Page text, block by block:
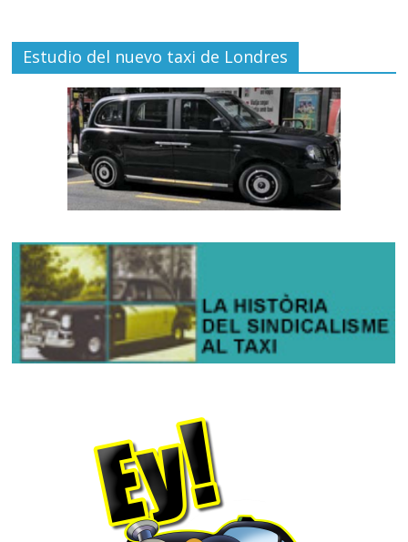
Estudio del nuevo taxi de Londres